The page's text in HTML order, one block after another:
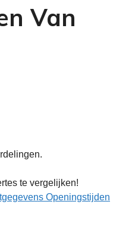
Van
te vergelijken!
Openingstijden